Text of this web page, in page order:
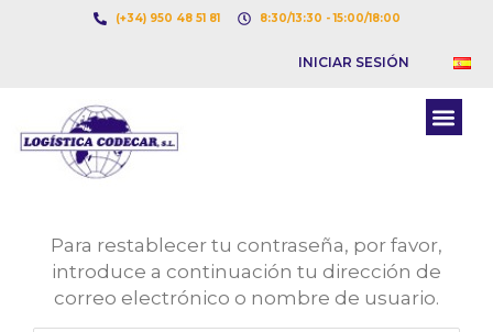
(+34) 950 48 51 81 8:30/13:30 - 15:00/18:00
INICIAR SESIÓN
Para restablecer tu contraseña, por favor,
introduce a continuación tu dirección de
correo electrónico o nombre de usuario.